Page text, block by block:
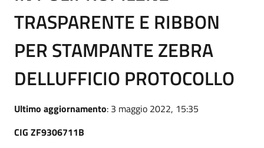
TRASPARENTE E RIBBON
PER STAMPANTE ZEBRA
DELLUFFICIO PROTOCOLLO
Ultimo aggiornamento: 3 maggio 2022, 15:35
CIG ZF9306711B